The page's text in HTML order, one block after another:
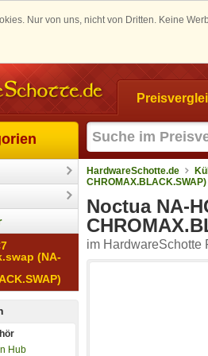
Nur von uns, nicht von Dritten. Keine
(NA-
Hub
HardwareSchotte.de
CHROMAX.BLACK.SWAP)
Noctua NA-
im HardwareSchotte